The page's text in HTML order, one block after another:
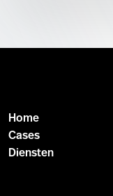
Home
Cases
Diensten